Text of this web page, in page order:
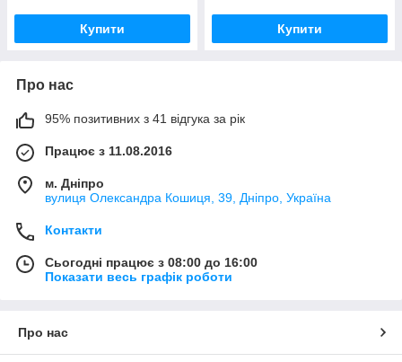
Купити Купити
Про нас
95% позитивних з 41 відгука за рік
Працює з 11.08.2016
м. Дніпро
вулиця Олександра Кошиця, 39, Дніпро, Україна
Контакти
Сьогодні працює з 08:00 до 16:00
Показати весь графік роботи
Про нас